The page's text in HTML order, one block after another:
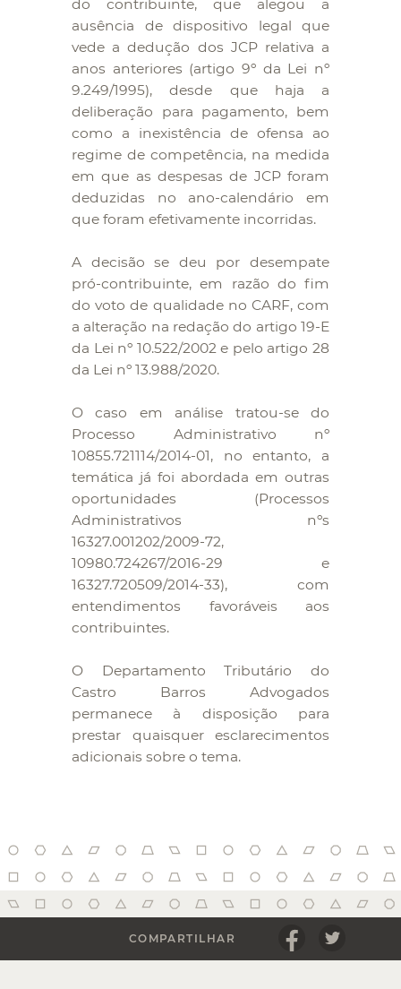
do contribuinte, que alegou a
ausência de dispositivo legal que
vede a dedução dos JCP relativa a
anos anteriores (artigo 9º da Lei nº
9.249/1995), desde que haja a
deliberação para pagamento, bem
como a inexistência de ofensa ao
regime de competência, na medida
em que as despesas de JCP foram
deduzidas no ano-calendário em
que foram efetivamente incorridas.
A decisão se deu por desempate
pró-contribuinte, em razão do fim
do voto de qualidade no CARF, com
a alteração na redação do artigo 19-E
da Lei nº 10.522/2002 e pelo artigo 28
da Lei nº 13.988/2020.
O caso em análise tratou-se do
Processo Administrativo nº
10855.721114/2014-01, no entanto, a
temática já foi abordada em outras
oportunidades (Processos
Administrativos nºs
16327.001202/2009-72,
10980.724267/2016-29 e
16327.720509/2014-33), com
entendimentos favoráveis aos
contribuintes.
O Departamento Tributário do
Castro Barros Advogados
permanece à disposição para
prestar quaisquer esclarecimentos
adicionais sobre o tema.
COMPARTILHAR